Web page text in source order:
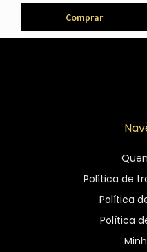
Comprar
Política de
Política
Política